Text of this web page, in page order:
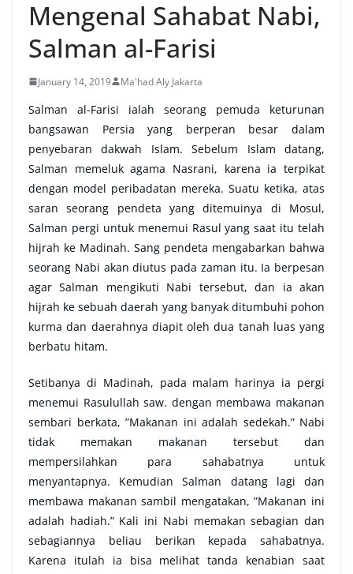
Mengenal Sahabat Nabi,
Salman al-Farisi
January 14, 2019 Ma'had Aly Jakarta
Salman al-Farisi ialah seorang pemuda keturunan
bangsawan Persia yang berperan besar dalam
penyebaran dakwah Islam. Sebelum Islam datang,
Salman memeluk agama Nasrani, karena ia terpikat
dengan model peribadatan mereka. Suatu ketika, atas
saran seorang pendeta yang ditemuinya di Mosul,
Salman pergi untuk menemui Rasul yang saat itu telah
hijrah ke Madinah. Sang pendeta mengabarkan bahwa
seorang Nabi akan diutus pada zaman itu. Ia berpesan
agar Salman mengikuti Nabi tersebut, dan ia akan
hijrah ke sebuah daerah yang banyak ditumbuhi pohon
kurma dan daerahnya diapit oleh dua tanah luas yang
berbatu hitam.
Setibanya di Madinah, pada malam harinya ia pergi
menemui Rasulullah saw. dengan membawa makanan
sembari berkata, ”Makanan ini adalah sedekah.” Nabi
tidak memakan makanan tersebut dan
mempersilahkan para sahabatnya untuk
menyantapnya. Kemudian Salman datang lagi dan
membawa makanan sambil mengatakan, ”Makanan ini
adalah hadiah.” Kali ini Nabi memakan sebagian dan
sebagiannya beliau berikan kepada sahabatnya.
Karena itulah ia bisa melihat tanda kenabian saat